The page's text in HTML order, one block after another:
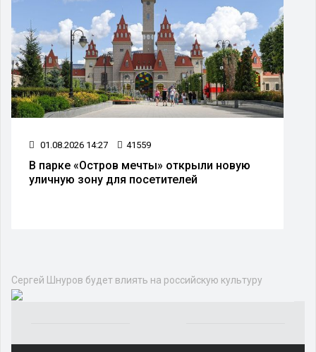
01.08.2026 14:27 41559
В парке «Остров мечты» открыли новую
уличную зону для посетителей
Культура